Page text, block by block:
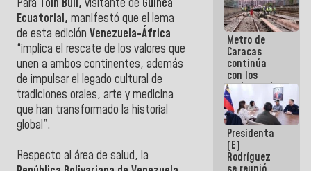
Para Toiñ Bull, visitante de Guinea
Ecuatorial, manifestó que el lema
de esta edición Venezuela-África
“implica el rescate de los valores que
unen a ambos continentes, además
de impulsar el legado cultural de
tradiciones orales, arte y medicina
que han transformado la historial
global”.
Respecto al área de salud, la
Pueblo
Metro de
Caracas
continúa
con los
trabajos de
mantenimiento
e inspección
en la Línea 2
Presidenta
(E)
Rodríguez